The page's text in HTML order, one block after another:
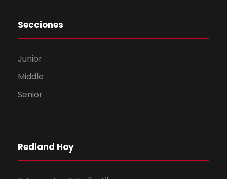
Secciones
Junior
Middle
Senior
Redland Hoy